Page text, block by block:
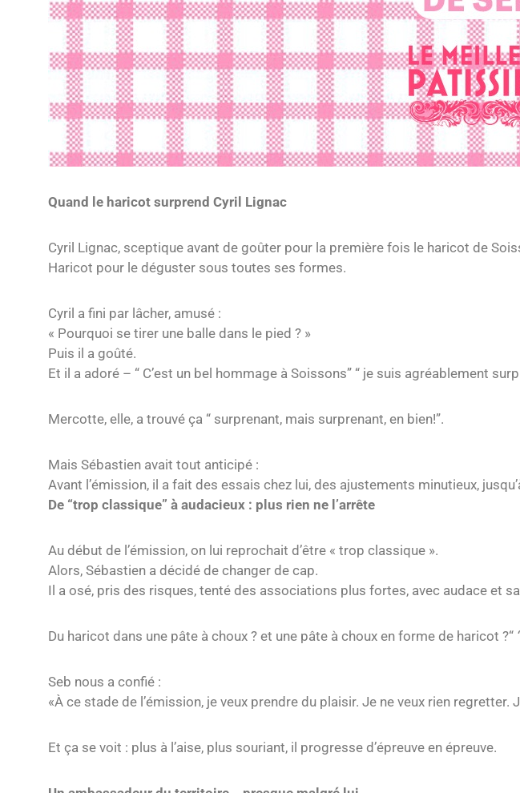
Quand le haricot surprend Cyril Lignac
Cyril Lignac, sceptique avant de goûter pour la première fois le haricot de
Haricot pour le déguster sous toutes ses formes.
Cyril a fini par lâcher, amusé :
« Pourquoi se tirer une balle dans le pied ? »
Puis il a goûté.
Et il a adoré – “ C’est un bel hommage à Soissons” “ je suis agréablement
Mercotte, elle, a trouvé ça “ surprenant, mais surprenant, en bien!”.
Mais Sébastien avait tout anticipé :
Avant l’émission, il a fait des essais chez lui, des ajustements minutieux,
De “trop classique” à audacieux : plus rien ne l’arrête
Au début de l’émission, on lui reprochait d’être « trop classique ».
Alors, Sébastien a décidé de changer de cap.
Il a osé, pris des risques, tenté des associations plus fortes, avec audace et
Du haricot dans une pâte à choux ? et une pâte à choux en forme de haricot ?“
Seb nous a confié :
«À ce stade de l’émission, je veux prendre du plaisir. Je ne veux rien regretter.
Et ça se voit : plus à l’aise, plus souriant, il progresse d’épreuve en épreuve.